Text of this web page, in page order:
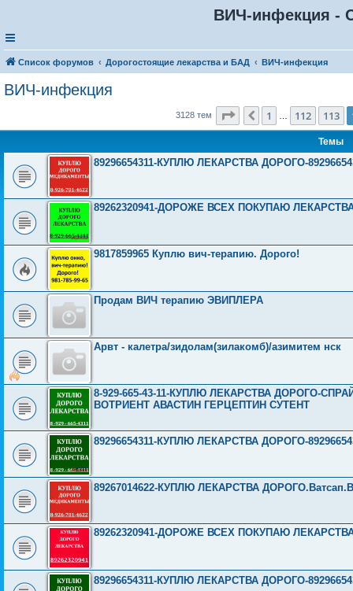
ВИЧ-инфекция -
Список форумов Дорогостоящие лекарства и БАД ВИЧ-инфекция
ВИЧ-инфекция
3128 тем Страница 114из 126
Пред.
1 112 113
Темы
89296654311-КУПЛЮ ЛЕКАРСТВА ДОРОГО-
89262320941-ДОРОЖЕ ВСЕХ ПОКУПАЮ
9817859965 Куплю вич-терапию. Дорого!
Продам ВИЧ терапию ЭВИПЛЕРА
Арвт - калетра/зидолам(зилакомб)/азимитем нск
8-929-665-43-11-КУПЛЮ ЛЕКАРСТВА ДОРОГО-
ВОТРИЕНТ АВАСТИН ГЕРЦЕПТИН СУТЕНТ
89296654311-КУПЛЮ ЛЕКАРСТВА ДОРОГО-
89267014622-КУПЛЮ ЛЕКАРСТВА
89262320941-ДОРОЖЕ ВСЕХ ПОКУПАЮ
89296654311-КУПЛЮ ЛЕКАРСТВА ДОРОГО-